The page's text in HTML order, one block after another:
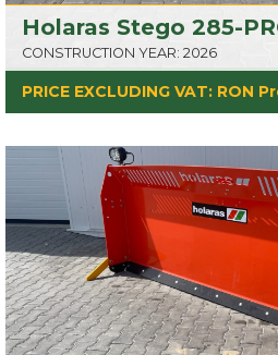
Holaras Stego 285-
CONSTRUCTION YEAR: 2026
PRICE EXCLUDING VAT: RON